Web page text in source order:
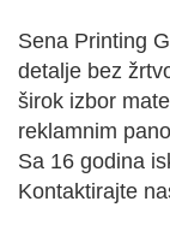
Sena Printing
detalje bez
širok izbor
reklamnim
Sa 16 godina
Kontaktirajte